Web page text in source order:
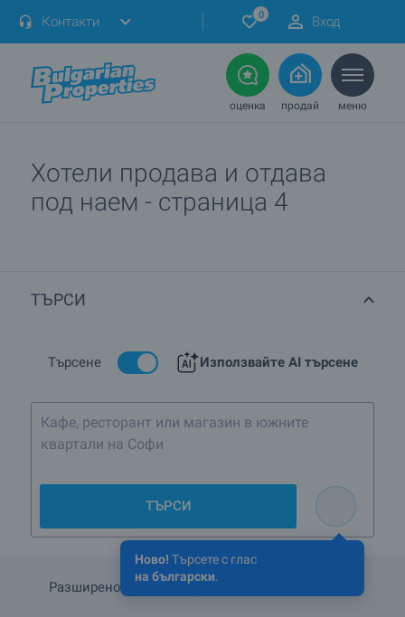
Контакти 0 Вход
оценка продай меню
Хотели продава и отдава
под наем - страница 4
ТЪРСИ
Търсене Използвайте AI търсене
Ново! Търсете с глас
на български.
Кафе, ресторант или магазин в южните
квартали на София
ТЪРСИ
Разширено търсене